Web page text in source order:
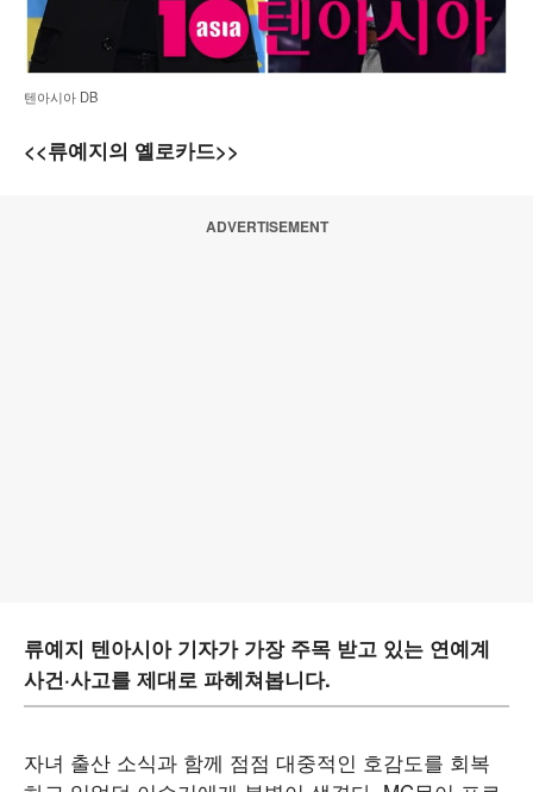
텐아시아 DB
<<류예지의 옐로카드>>
ADVERTISEMENT
류예지 텐아시아 기자가 가장 주목 받고 있는 연예계
사건·사고를 제대로 파헤쳐봅니다.
자녀 출산 소식과 함께 점점 대중적인 호감도를 회복